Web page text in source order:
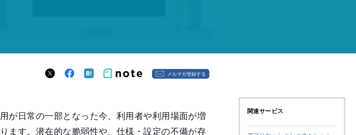
メルマガ登録する
が日常の一部となった今、利用者や利用場面が増
ます。潜在的な脆弱性や、仕様・設定の不備が存
関連サービス